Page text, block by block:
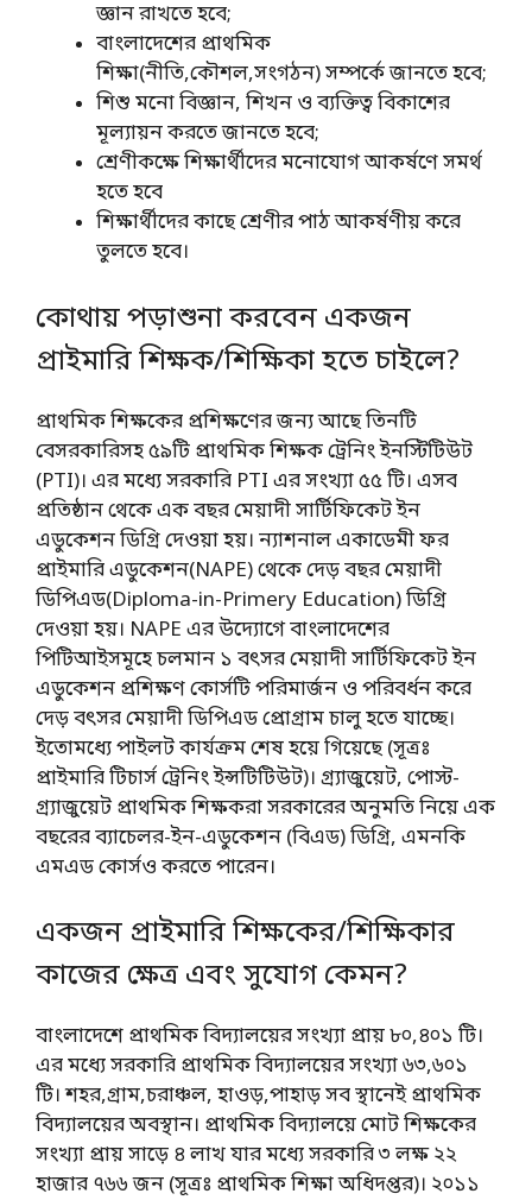
জ্ঞান রাখতে হবে;
বাংলাদেশের প্রাথমিক
শিক্ষা(নীতি,কৌশল,সংগঠন) সম্পর্কে জানতে হবে;
শিশু মনো বিজ্ঞান, শিখন ও ব্যক্তিত্ব বিকাশের
মূল্যায়ন করতে জানতে হবে;
শ্রেণীকক্ষে শিক্ষার্থীদের মনোযোগ আকর্ষণে সমর্থ
হতে হবে
শিক্ষার্থীদের কাছে শ্রেণীর পাঠ আকর্ষণীয় করে
তুলতে হবে।
কোথায় পড়াশুনা করবেন একজন
প্রাইমারি শিক্ষক/শিক্ষিকা হতে চাইলে?
প্রাথমিক শিক্ষকের প্রশিক্ষণের জন্য আছে তিনটি
বেসরকারিসহ ৫৯টি প্রাথমিক শিক্ষক ট্রেনিং ইনস্টিটিউট
(PTI)। এর মধ্যে সরকারি PTI এর সংখ্যা ৫৫ টি। এসব
প্রতিষ্ঠান থেকে এক বছর মেয়াদী সার্টিফিকেট ইন
এডুকেশন ডিগ্রি দেওয়া হয়। ন্যাশনাল একাডেমী ফর
প্রাইমারি এডুকেশন(NAPE) থেকে দেড় বছর মেয়াদী
ডিপিএড(Diploma-in-Primery Education) ডিগ্রি
দেওয়া হয়। NAPE এর উদ্যোগে বাংলাদেশের
পিটিআইসমূহে চলমান ১ বৎসর মেয়াদী সার্টিফিকেট ইন
এডুকেশন প্রশিক্ষণ কোর্সটি পরিমার্জন ও পরিবর্ধন করে
দেড় বৎসর মেয়াদী ডিপিএড প্রোগ্রাম চালু হতে যাচ্ছে।
ইতোমধ্যে পাইলট কার্যক্রম শেষ হয়ে গিয়েছে (সূত্রঃ
প্রাইমারি টিচার্স ট্রেনিং ইন্সটিটিউট)। গ্র্যাজুয়েট, পোস্ট-
গ্র্যাজুয়েট প্রাথমিক শিক্ষকরা সরকারের অনুমতি নিয়ে এক
বছরের ব্যাচেলর-ইন-এডুকেশন (বিএড) ডিগ্রি, এমনকি
এমএড কোর্সও করতে পারেন।
একজন প্রাইমারি শিক্ষকের/শিক্ষিকার
কাজের ক্ষেত্র এবং সুযোগ কেমন?
বাংলাদেশে প্রাথমিক বিদ্যালয়ের সংখ্যা প্রায় ৮০,৪০১ টি।
এর মধ্যে সরকারি প্রাথমিক বিদ্যালয়ের সংখ্যা ৬৩,৬০১
টি। শহর,গ্রাম,চরাঞ্চল, হাওড়,পাহাড় সব স্থানেই প্রাথমিক
বিদ্যালয়ের অবস্থান। প্রাথমিক বিদ্যালয়ে মোট শিক্ষকের
সংখ্যা প্রায় সাড়ে ৪ লাখ যার মধ্যে সরকারি ৩ লক্ষ ২২
হাজার ৭৬৬ জন (সূত্রঃ প্রাথমিক শিক্ষা অধিদপ্তর)। ২০১১